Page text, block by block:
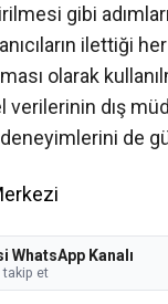
gibi
ilettiği
olarak
verilerinin dış
de
WhatsApp Kanalı
takip et